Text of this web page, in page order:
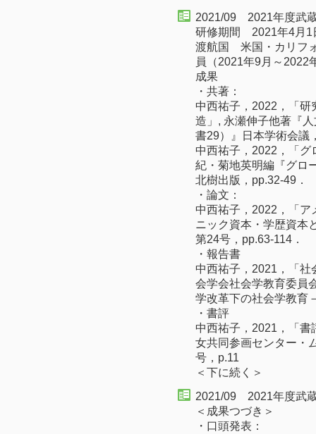
2021/09 2021年度武
研修期間 2021年4月1
渡航国 米国・カリフ
員（2021年9月～2022
成果
・共著：
中西祐子，2022，「研
造」, 永瀬伸子他著『
書29）』日本学術会議
中西祐子，2022，「グ
紀・菊地英明編『グロ
北樹出版，pp.32-49．
・論文：
中西祐子，2022，「ア
ニック資本・学歴資本
第24号，pp.63-114．
・報告書
中西祐子，2021，「社
会学会社会学教育委員
学改革下の社会学教育
・書評
中西祐子，2021，「書
女共同参画センター・
号，p.11
＜下に続く＞
2021/09 2021年度武
＜成果つづき＞
・口頭発表：